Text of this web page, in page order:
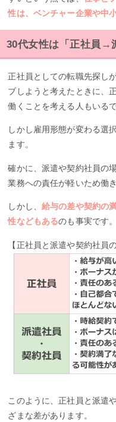
性は、ベンチャー企業や中
30代女性は「正社員→
正社員としての転職先探し
ブしようと考えたときに、
働くことを考える人もいるで
しかし雇用形態が変わる選
ます。
確かに、派遣や契約社員の
業務への責任が軽いため働
しかし、給与の差や契約の
性などもあるのも事実です。
【正社員と派遣や契約社員
このように、正社員と派遣
ざまな差があります。